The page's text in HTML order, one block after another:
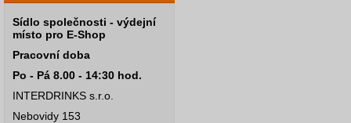
Sídlo společnosti - výdejní
místo pro E-Shop
Pracovní doba
Po - Pá 8.00 - 14:30 hod.
INTERDRINKS s.r.o.
Nebovidy 153